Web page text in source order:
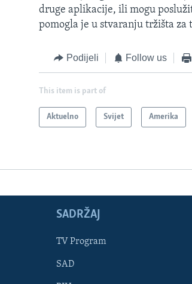
druge aplikacije, ili mogu
pomogla je u stvaranju tržišta za
Podijeli Follow us
This item is part of
Aktuelno Svijet Amerika
SADRŽAJ
TV Program
SAD